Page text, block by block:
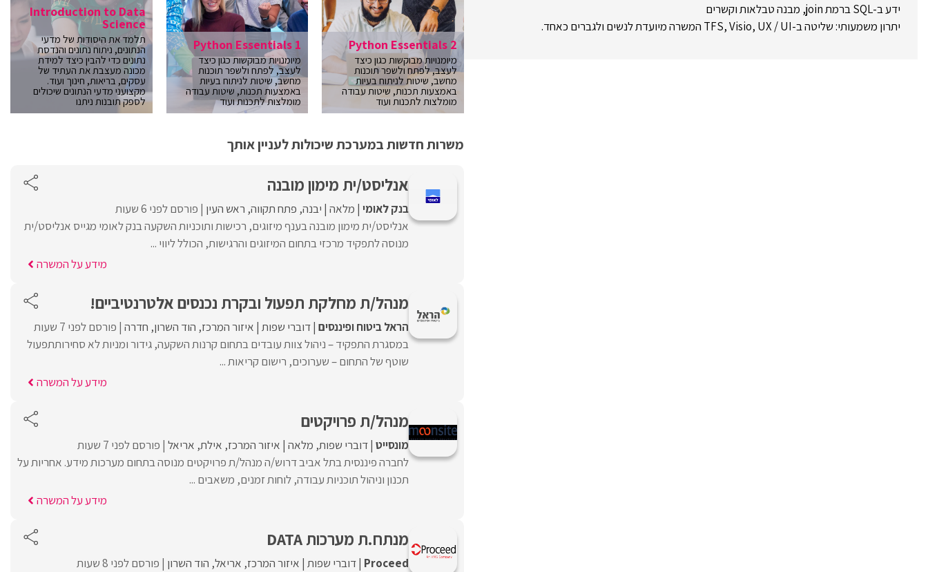
ידע ב-SQL ברמת join, מבנה טבלאות וקשרים
יתרון משמעותי: שליטה ב-TFS, Visio, UX / UI המשרה מיועדת לנשים ולגברים כאחד.
Python Essentials 2
מיומנויות מבוקשות כגון כיצד
לעצב, לפתח ולשפר תוכנות
מחשב, שיטות לניתוח בעיות
באמצעות תכנות, שיטות עבודה
מומלצות לתכנות ועוד
Python Essentials 1
מיומנויות מבוקשות כגון כיצד
לעצב, לפתח ולשפר תוכנות
מחשב, שיטות לניתוח בעיות
באמצעות תכנות, שיטות עבודה
מומלצות לתכנות ועוד
Introduction to Data
Science
תלמד את היסודות של מדעי
הנתונים, ניתוח נתונים והנדסת
נתונים כדי להבין כיצד למידת
מכונה מעצבת את העתיד של
עסקים, בריאות, חינוך ועוד.
מקצועני מדעי הנתונים שיכולים
לספק תובנות ניתנו
משרות חדשות במערכת שיכולות לעניין אותך
אנליסט/ית מימון מובנה
בנק לאומי מלאה יבנה פתח תקווה ראש העין פורסם לפני 6 שעות
אנליסט/ית מימון מובנה בענף מיזוגים, רכישות ותוכניות השקעה בנק לאומי מגייס אנליסט/ית
מנוסה לתפקיד מרכזי בתחום המיזוגים והרגישות, הכולל ליווי ...
מידע על המשרה
מנהל/ת מחלקת תפעול ובקרת נכנסים אלטרנטיביים!
הראל ביטוח ופיננסים דוברי שפות איזור המרכז הוד השרון חדרה פורסם לפני 7 שעות
במסגרת התפקיד – ניהול צוות עובדים בתחום קרנות השקעה, גידור ומניות לא סחירותתפעול
שוטף של התחום – שערוכים, רישום קריאות ...
מידע על המשרה
מנהל/ת פרויקטים
מונסייט דוברי שפות מלאה איזור המרכז אילת אריאל פורסם לפני 7 שעות
לחברה פיננסית בתל אביב דרוש/ה מנהל/ת פרויקטים מנוסה בתחום מערכות מידע. אחריות על
תכנון וניהול תוכניות עבודה, לוחות זמנים, משאבים ...
מידע על המשרה
מנתח.ת מערכות DATA
Proceed‏ דוברי שפות איזור המרכז אריאל הוד השרון פורסם לפני 8 שעות